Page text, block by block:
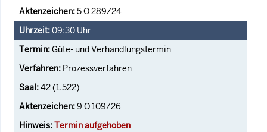
5 O 289/24
09:30 Uhr
Güte- und Verhandlungstermin
Prozessverfahren
42 (1.522)
9 O 109/26
Termin aufgehoben